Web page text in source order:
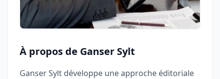
À propos de Ganser Sylt
Ganser Sylt développe une approche éditoriale